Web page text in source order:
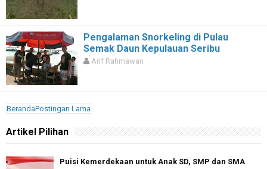
Pengalaman Snorkeling di Pulau
Semak Daun Kepulauan Seribu
Arif Rahmawan
Postingan Lama
Beranda
Artikel Pilihan
Puisi Kemerdekaan untuk Anak SD, SMP dan SMA